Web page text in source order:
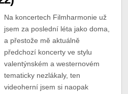
Na koncertech Filmharmonie už
jsem za poslední léta jako doma,
a přestože mě aktuálně
předchozí koncerty ve stylu
valentýnském a westernovém
tematicky nezlákaly, ten
videoherní jsem si naopak